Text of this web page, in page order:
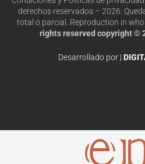
derechos reservados – 2026.
total o parcial. Reproduction in
rights reserved copyright ©
Desarrollado por |